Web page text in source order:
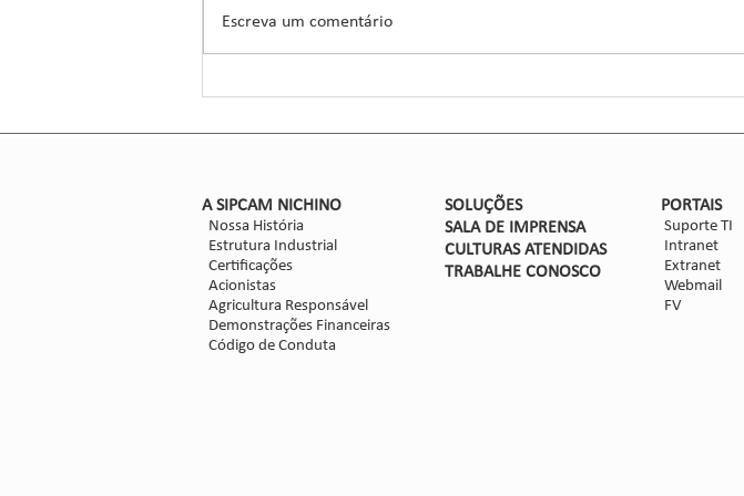
defensivos agrícolas, introduziu um
novo herbicida para o manejo do
Dalbulus maidis?
Escreva um comentário
​A SIPCAM NICHINO
Nossa História
Estrutura Industrial
Certificações
Acionistas
Agricultura Responsável
Demonstrações Financeiras
Código de Conduta
SOLUÇÕES
SALA DE IMPRENSA
CULTURAS ATENDIDAS
TRABALHE CONOSCO
PORTAIS
Suporte TI
Intranet
Extranet
Webmail
FV